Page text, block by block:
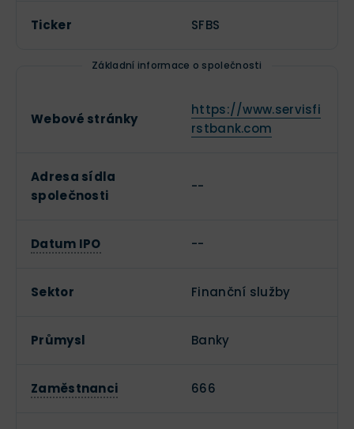
Ticker SFBS
Základní informace o společnosti
Webové stránky
https://www.servisfi
rstbank.com
Adresa sídla
společnosti
--
Datum IPO --
Sektor Finanční služby
Průmysl Banky
Zaměstnanci 666